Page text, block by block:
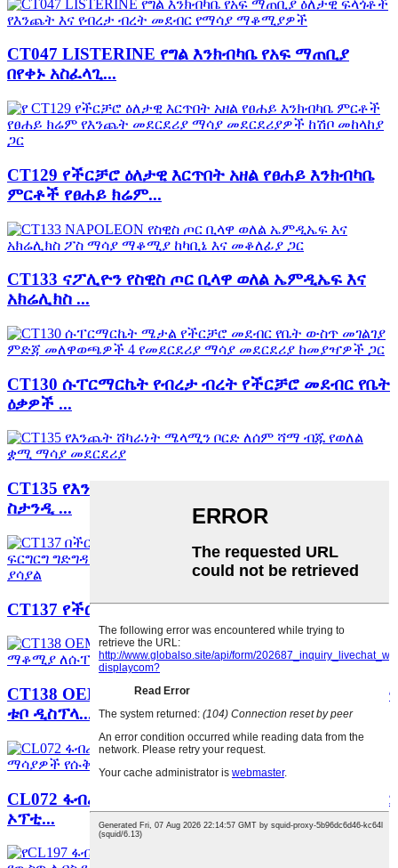
CT047 LISTERINE የግል እንክብካቤ የአፍ ማጠቢያ
በየቀኑ አስፈላጊ...
CT129 የችርቻሮ ዕለታዊ እርጥበት አዘል የፀሐይ እንክብካቤ
ምርቶች የፀሐይ ክሬም...
CT133 ናፖሊዮን የስዊስ ጦር ቢላዋ ወለል ኤምዲኤፍ እና
አክሬሊክስ ...
CT130 ሱፐርማርኬት የብረታ ብረት የችርቻሮ መደብር የቤት
ዕቃዎች ...
CT135 የእንጨት ሸካራነት ሜላሚን ቦርድ ብጁ የወለል
ስታንዲ ...
CT137 የችርቻሮ ብጁ የወለል ቋሚ ድርብ ጎን ብረት ...
CT138 OEM POS የወለል የችርቻሮ መደብር ትራስ የብረት
ቱቦ ዲስፕላ...
CL072 ፋብሪካ ብጁ የእንጨት እና የአክሬሊክስ የዓይን መነፅር
ኦፕቲ...